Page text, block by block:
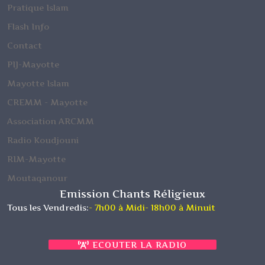
Maoulida chégué TCHANGA de
Pratique Islam
Flash Info
Contact
PIJ-Mayotte
Mayotte Islam
CREMM - Mayotte
Association ARCMM
Radio Koudjouni
RIM-Mayotte
Moutaqanour
Emission Chants Réligieux
Tous les Vendredis:- 7h00 à Midi- 18h00 à Minuit
ECOUTER LA RADIO